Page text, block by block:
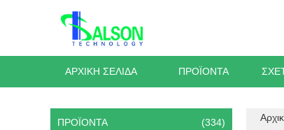
ΑΡΧΙΚΉ ΣΕΛΊΔΑ ΠΡΟΪΌΝΤΑ
ΠΡΟΪΌΝΤΑ (334)